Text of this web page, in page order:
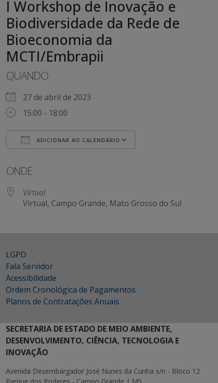
I Workshop de Inovação e
Biodiversidade da Rede de
Bioeconomia da
MCTI/Embrapii
QUANDO
27 de abril de 2023
15:00 - 18:00
ADICIONAR AO CALENDÁRIO
ONDE
Virtual
Virtual, Campo Grande, Mato Grosso do Sul
LGPD
Fala Servidor
Acessibilidade
Ordem Cronológica de Pagamentos
Planos de Contratações Anuais
SECRETARIA DE ESTADO DE MEIO AMBIENTE,
DESENVOLVIMENTO, CIÊNCIA, TECNOLOGIA E
INOVAÇÃO
Avenida Desembargador José Nunes da Cunha s/n - Bloco 12